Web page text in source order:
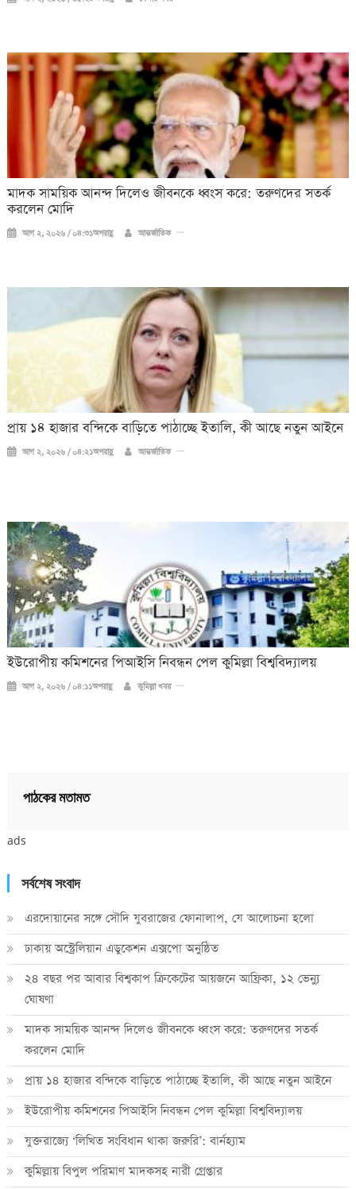
মাদক সাময়িক আনন্দ দিলেও জীবনকে ধ্বংস করে: তরুণদের সতর্ক
করলেন মোদি
আগ ২, ২০২৬ / ০৪:৩১অপরাহ্ণ আন্তর্জাতিক
প্রায় ১৪ হাজার বন্দিকে বাড়িতে পাঠাচ্ছে ইতালি, কী আছে নতুন আইনে
আগ ২, ২০২৬ / ০৪:২১অপরাহ্ণ আন্তর্জাতিক
ইউরোপীয় কমিশনের পিআইসি নিবন্ধন পেল কুমিল্লা বিশ্ববিদ্যালয়
আগ ২, ২০২৬ / ০৪:১১অপরাহ্ণ কুমিল্লা খবর
পাঠকের মতামত
ads
সর্বশেষ সংবাদ
এরদোয়ানের সঙ্গে সৌদি যুবরাজের ফোনালাপ, যে আলোচনা হলো
ঢাকায় অস্ট্রেলিয়ান এডুকেশন এক্সপো অনুষ্ঠিত
২৪ বছর পর আবার বিশ্বকাপ ক্রিকে‌টের আয়জনে আফ্রিকা, ১২ ভেন্যু
ঘোষণা
মাদক সাময়িক আনন্দ দিলেও জীবনকে ধ্বংস করে: তরুণদের সতর্ক
করলেন মোদি
প্রায় ১৪ হাজার বন্দিকে বাড়িতে পাঠাচ্ছে ইতালি, কী আছে নতুন আইনে
ইউরোপীয় কমিশনের পিআইসি নিবন্ধন পেল কুমিল্লা বিশ্ববিদ্যালয়
যুক্তরাজ্যে ‘লিখিত সংবিধান থাকা জরুরি’: বার্নহ্যাম
কুমিল্লায় বিপুল পরিমাণ মাদকসহ নারী গ্রেপ্তার